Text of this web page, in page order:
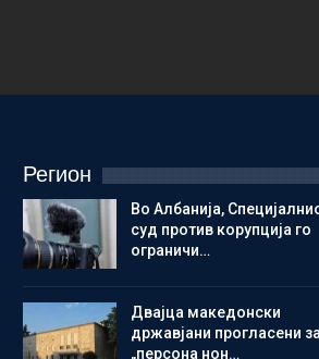
Регион
Во Албанија,
суд против корупција го
ограничи…
Двајца македонски
државјани прогласени за
„персона нон…